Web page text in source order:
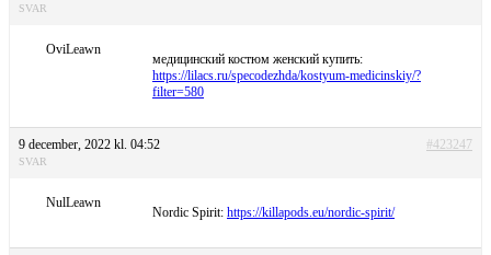
SVAR
OviLeawn
медицинский костюм женский купить:
https://lilacs.ru/specodezhda/kostyum-medicinskiy/?
filter=580
9 december, 2022 kl. 04:52 #423247
SVAR
NulLeawn
Nordic Spirit: https://killapods.eu/nordic-spirit/